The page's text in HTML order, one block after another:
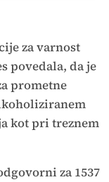
za varnost
povedala, da je
prometne
kot pri treznem
za 1537